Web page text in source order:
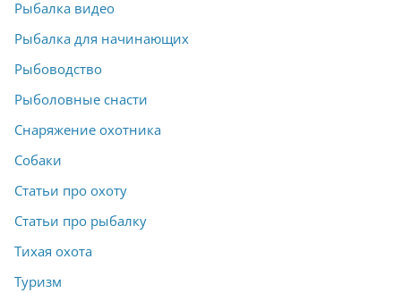
Рыбалка видео
Рыбалка для начинающих
Рыбоводство
Рыболовные снасти
Снаряжение охотника
Собаки
Статьи про охоту
Статьи про рыбалку
Тихая охота
Туризм